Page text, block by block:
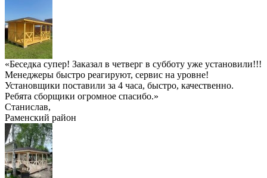
«Беседка супер! Заказал в четверг в субботу уже установили!!!
Менеджеры быстро реагируют, сервис на уровне!
Установщики поставили за 4 часа, быстро, качественно.
Ребята сборщики огромное спасибо.»
Станислав,
Раменский район